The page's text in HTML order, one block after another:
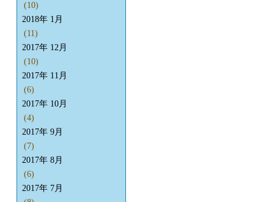
(10)
2018年 1月
(11)
2017年 12月
(10)
2017年 11月
(6)
2017年 10月
(4)
2017年 9月
(7)
2017年 8月
(6)
2017年 7月